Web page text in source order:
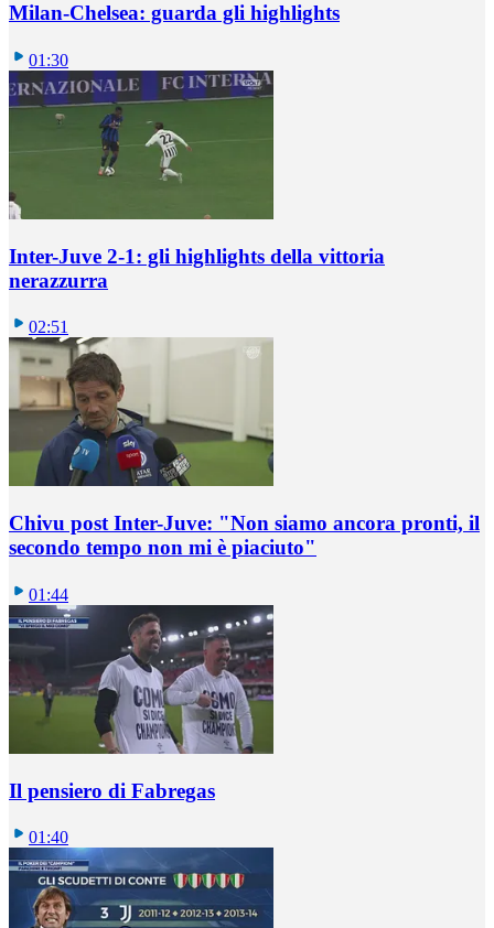
Milan-Chelsea: guarda gli highlights
01:30
Inter-Juve 2-1: gli highlights della vittoria
nerazzurra
02:51
Chivu post Inter-Juve: "Non siamo ancora pronti, il
secondo tempo non mi è piaciuto"
01:44
Il pensiero di Fabregas
01:40